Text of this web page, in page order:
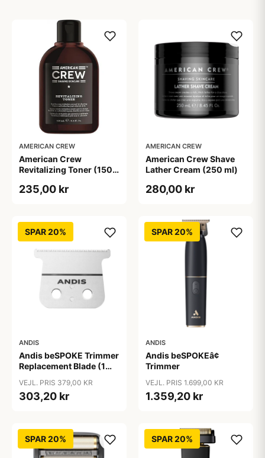
AMERICAN CREW
American Crew
Revitalizing Toner (150
235,00 kr
AMERICAN CREW
American Crew Shave
Lather Cream (250 ml)
280,00 kr
SPAR 20%
ANDIS
Andis beSPOKE Trimmer
Replacement Blade (1
VEJL. PRIS 379,00 KR
303,20 kr
SPAR 20%
ANDIS
Andis beSPOKEâ¢
Trimmer
VEJL. PRIS 1.699,00 KR
1.359,20 kr
SPAR 20% SPAR 20%